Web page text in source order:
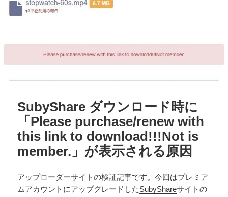
SubyShare ダウンロード時に
「Please purchase/renew with
this link to download!!!Not is
member.」が表示される原因
アップローダーサイトの検証記事です。今回はプレミア
ムアカウントにアップグレードしたSubyShareサイトの